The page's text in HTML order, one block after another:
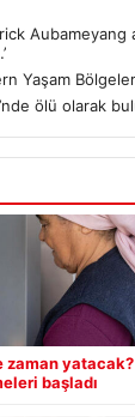
Aubameyang
Yaşam
ölü olarak
başladı